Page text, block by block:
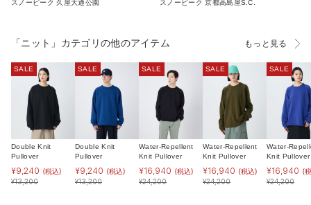
スノーピーク 久屋大通公園
スノーピーク 京都高島屋S.C.
「ニット」カテゴリの他のアイテム もっと見る
SALE
Double Knit
Pullover
¥9,240 (税込)
¥13,200
SALE
Double Knit
Pullover
¥9,240 (税込)
¥13,200
SALE
Water-Repellent
Knit Pullover
¥16,940 (税込)
¥24,200
SALE
Water-Repellent
Knit Pullover
¥16,940 (税込)
¥24,200
SALE
Water-
Knit Pullover
¥16,940 (
¥24,200